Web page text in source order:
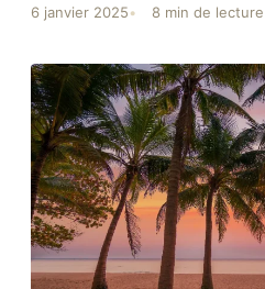
6 janvier 2025 8 min de lecture